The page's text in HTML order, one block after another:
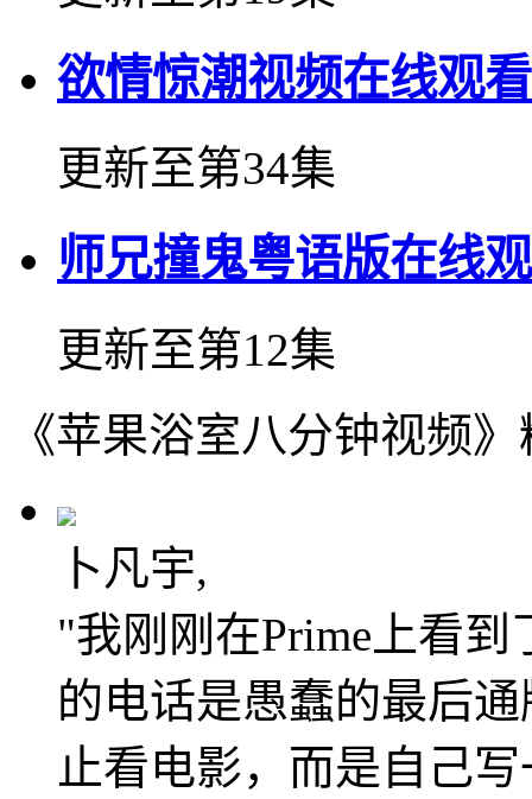
欲情惊潮视频在线观看
更新至第34集
师兄撞鬼粤语版在线
更新至第12集
《苹果浴室八分钟视频
卜凡宇,
"我刚刚在Prime上看
的电话是愚蠢的最后
止看电影，而是自己